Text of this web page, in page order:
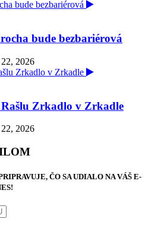
bude bezbariérová
2026
Zrkadlo v Zrkadle
2026
ČO SA UDIALO NA VÁŠ E-